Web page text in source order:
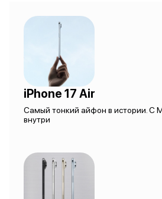
iPhone 17 Air
Самый тонкий айфон в истории. С
внутри